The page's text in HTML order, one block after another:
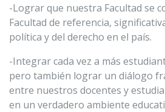
-Lograr que nuestra Facultad se
Facultad de referencia,
política y del derecho en el país.
-Integrar cada vez a más
pero también lograr un diálogo
entre nuestros docentes y
en un verdadero ambiente